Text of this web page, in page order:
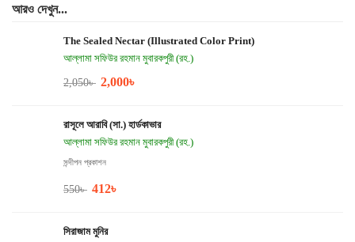
আরও দেখুন...
The Sealed Nectar (Illustrated Color Print)
আল্লামা সফিউর রহমান মুবারকপুরী (রহ.)
2,050৳ 2,000৳
রাসূলে আরাবি (সা.) হার্ডকাভার
আল্লামা সফিউর রহমান মুবারকপুরী (রহ.)
সন্দীপন প্রকাশন
550৳ 412৳
সিরাজাম মুনির